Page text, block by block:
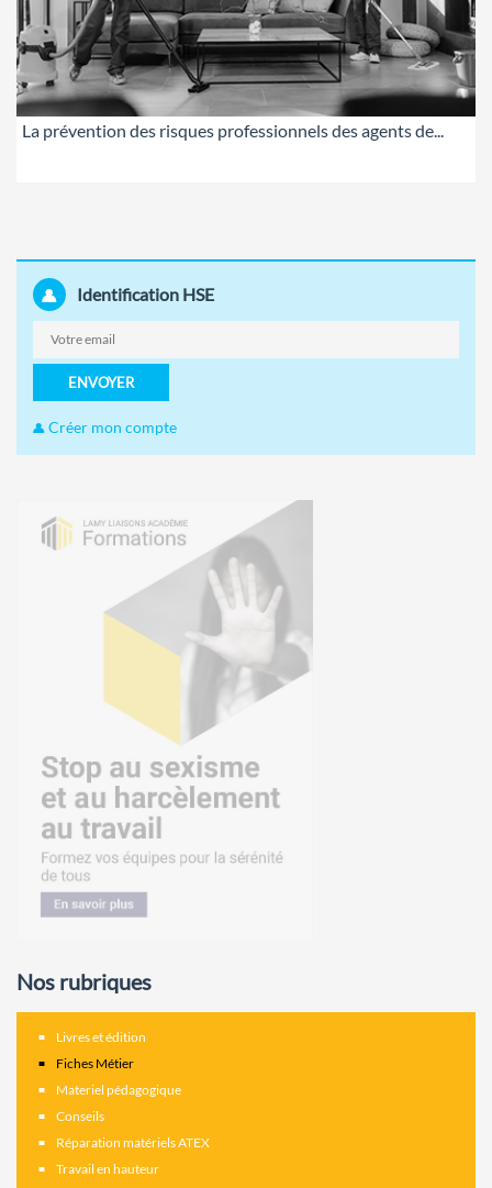
La prévention des risques professionnels des agents de...
Identification HSE
ENVOYER
Créer mon compte
Nos rubriques
Livres et édition
Fiches Métier
Materiel pédagogique
Conseils
Réparation matériels ATEX
Travail en hauteur